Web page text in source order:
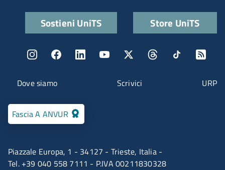
Piazzale Europa, 1 - 34127 - Trieste, Italia -
Tel. +39 040 558 7111 - P.IVA 00211830328
Fascia A ANVUR
Menu contatti
Dove siamo Scrivici URP
Quick linksSostieni UniTS Store UniTS
Menu social